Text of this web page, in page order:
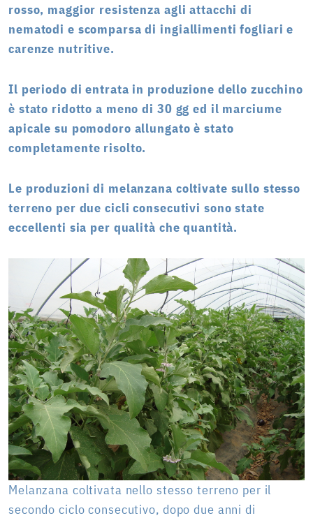
rosso, maggior resistenza agli attacchi di
nematodi e scomparsa di ingiallimenti fogliari e
carenze nutritive.
Il periodo di entrata in produzione dello zucchino
è stato ridotto a meno di 30 gg ed il marciume
apicale su pomodoro allungato è stato
completamente risolto.
Le produzioni di melanzana coltivate sullo stesso
terreno per due cicli consecutivi sono state
eccellenti sia per qualità che quantità.
Melanzana coltivata nello stesso terreno per il
secondo ciclo consecutivo, dopo due anni di